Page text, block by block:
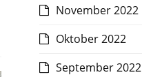
November 2022
Oktober 2022
September 2022